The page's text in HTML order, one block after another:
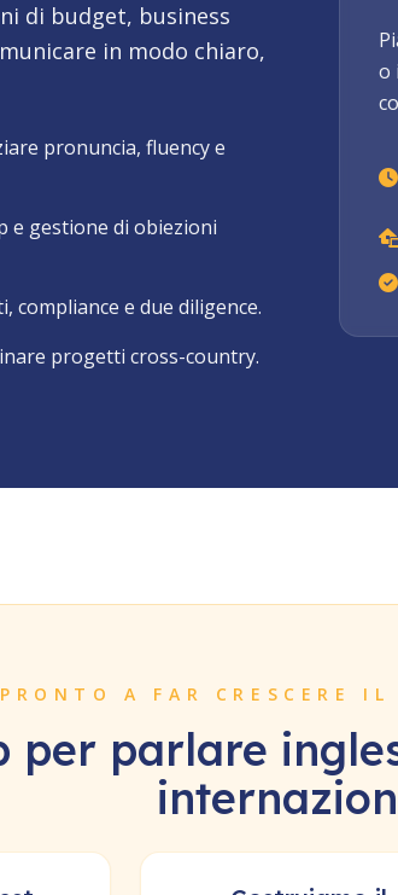
di budget, business
in modo chiaro,
pronuncia, fluency e
e gestione di obiezioni
e due diligence.
progetti cross-country.
o
PRONTO A FAR CRESCERE
per parlare